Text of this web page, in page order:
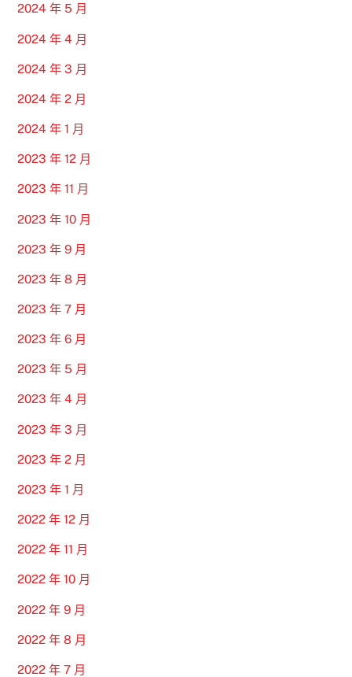
2024 年 5 月
2024 年 4 月
2024 年 3 月
2024 年 2 月
2024 年 1 月
2023 年 12 月
2023 年 11 月
2023 年 10 月
2023 年 9 月
2023 年 8 月
2023 年 7 月
2023 年 6 月
2023 年 5 月
2023 年 4 月
2023 年 3 月
2023 年 2 月
2023 年 1 月
2022 年 12 月
2022 年 11 月
2022 年 10 月
2022 年 9 月
2022 年 8 月
2022 年 7 月